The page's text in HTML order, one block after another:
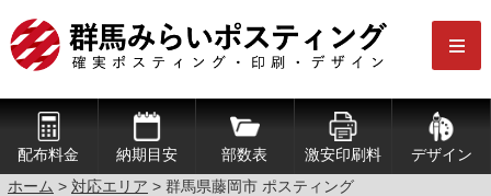
配布料金 納期目安 部数表 激安印刷料
デザイン
ホーム > 対応エリア > 群馬県藤岡市 ポスティング